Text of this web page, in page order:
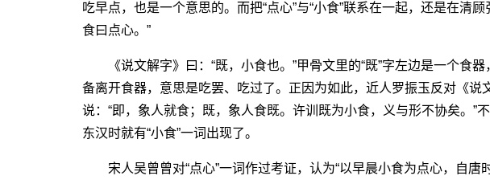
吃早点，也是一个意思的。而把“点心”与“小食”联系在一起，还是在清
食曰点心。”
《说文解字》曰：“既，小食也。”甲骨文里的“既”字左边是一个食器
备离开食器，意思是吃罢、吃过了。正因为如此，近人罗振玉反对《说
说：“即，象人就食；既，象人食既。许训既为小食，义与形不协矣。”
东汉时就有“小食”一词出现了。
宋人吴曾曾对“点心”一词作过考证，认为“以早晨小食为点心，自唐